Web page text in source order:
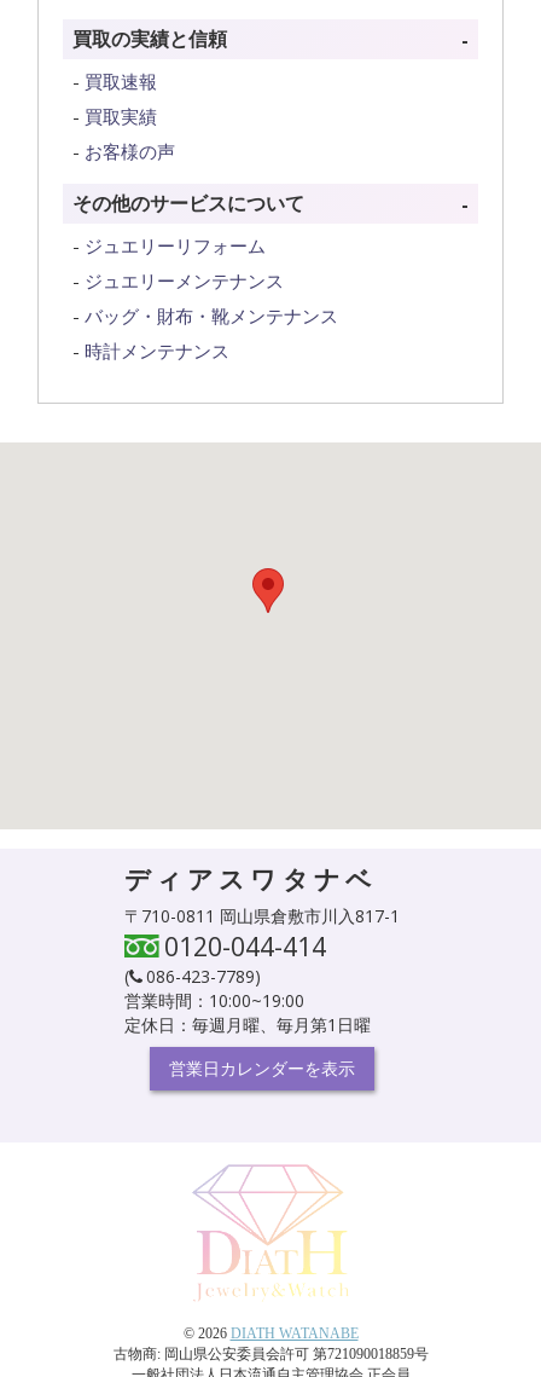
買取の実績と信頼
買取速報
買取実績
お客様の声
その他のサービスについて
ジュエリーリフォーム
ジュエリーメンテナンス
バッグ・財布・靴メンテナンス
時計メンテナンス
ディアスワタナベ
〒710-0811 岡山県倉敷市川入817-1
0120-044-414
( 086-423-7789)
営業時間：10:00~19:00
定休日：毎週月曜、毎月第1日曜
営業日カレンダーを表示
© 2026 DIATH WATANABE
古物商: 岡山県公安委員会許可 第721090018859号